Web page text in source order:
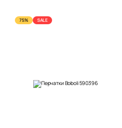
75% SALE